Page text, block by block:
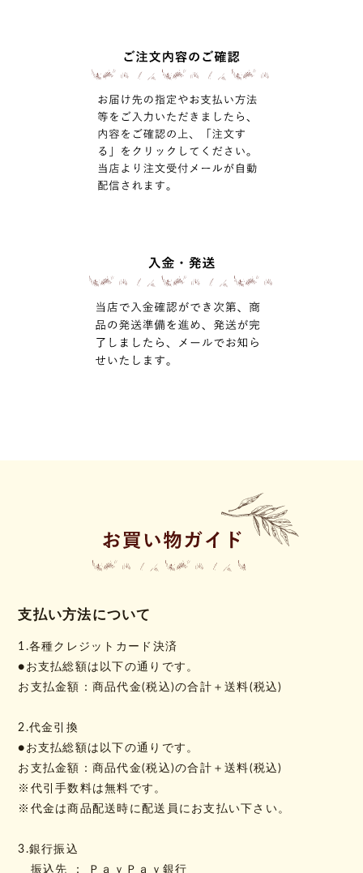
支払い方法について
1.各種クレジットカード決済
●お支払総額は以下の通りです。
お支払金額：商品代金(税込)の合計＋送料(税込)
2.代金引換
●お支払総額は以下の通りです。
お支払金額：商品代金(税込)の合計＋送料(税込)
※代引手数料は無料です。
※代金は商品配送時に配送員にお支払い下さい。
3.銀行振込
振込先 ： ＰａｙＰａｙ銀行